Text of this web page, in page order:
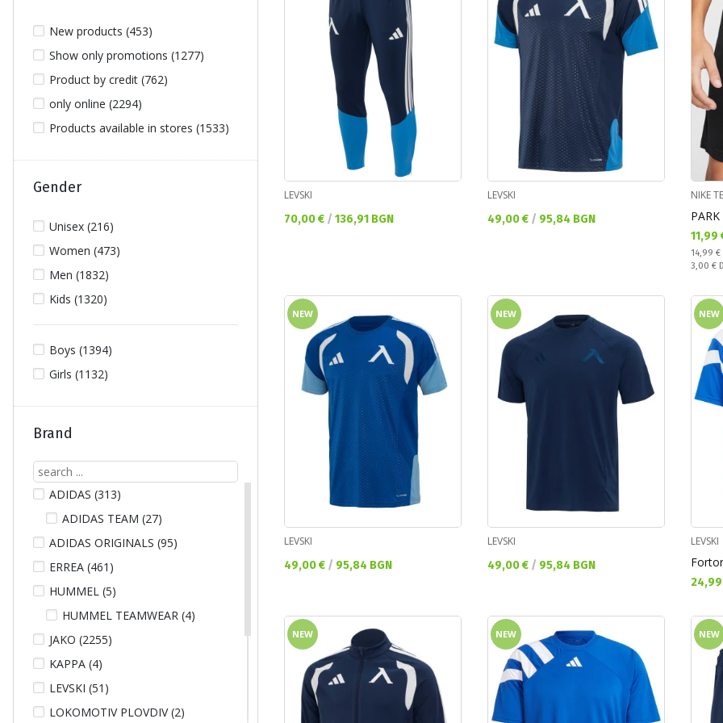
New products (453)
Show only promotions (1277)
Product by credit (762)
only online (2294)
Products available in stores (1533)
Gender
Unisex (216)
Women (473)
Men (1832)
Kids (1320)
Boys (1394)
Girls (1132)
Brand
ADIDAS (313)
ADIDAS TEAM (27)
ADIDAS ORIGINALS (95)
ERREA (461)
HUMMEL (5)
HUMMEL TEAMWEAR (4)
JAKO (2255)
KAPPA (4)
LEVSKI (51)
LOKOMOTIV PLOVDIV (2)
LEVSKI
Текуща цена:
70,00 € / 136,91 BGN
LEVSKI
Текуща цена:
49,00 € / 95,84 BGN
NIKE
11,99
14,99 €
3,00 €
NEW
LEVSKI
Текуща цена:
49,00 € / 95,84 BGN
NEW
LEVSKI
Текуща цена:
49,00 € / 95,84 BGN
NEW
LEVSKI
NEW NEW NEW